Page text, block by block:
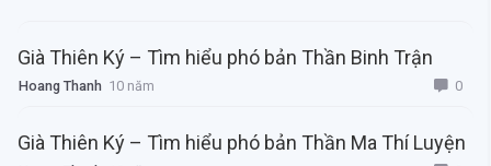
Già Thiên Ký – Tìm hiểu phó bản Thần Binh Trận
Hoang Thanh 10 năm 0
Già Thiên Ký – Tìm hiểu phó bản Thần Ma Thí Luyện